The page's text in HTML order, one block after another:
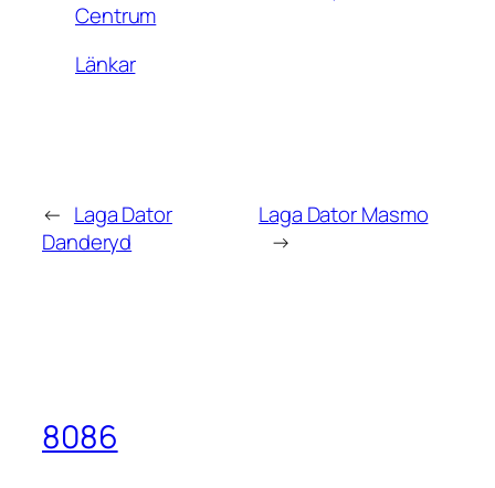
Centrum
Länkar
← Laga Dator
Danderyd
Laga Dator Masmo
→
8086